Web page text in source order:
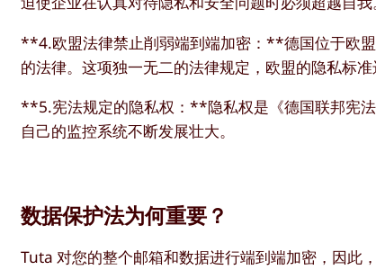
**4.欧盟法律禁止削弱端到端加密：**德国位于欧
的法律。这项独一无二的法律规定，欧盟的隐私标准
**5.宪法规定的隐私权：**隐私权是《德国联邦宪
自己的监控系统不断发展壮大。
数据保护法为何重要？
Tuta 对您的整个邮箱和数据进行端到端加密，因此